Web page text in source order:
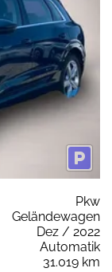
Pkw
Geländewagen
Dez / 2022
Automatik
31.019 km